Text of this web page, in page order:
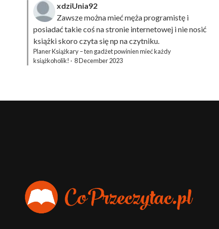
xdziUnia92
Zawsze można mieć męża programistę i
posiadać takie coś na stronie internetowej i nie nosić
książki skoro czyta się np na czytniku.
Planer Książkary – ten gadżet powinien mieć każdy
książkoholik! · 8 December 2023